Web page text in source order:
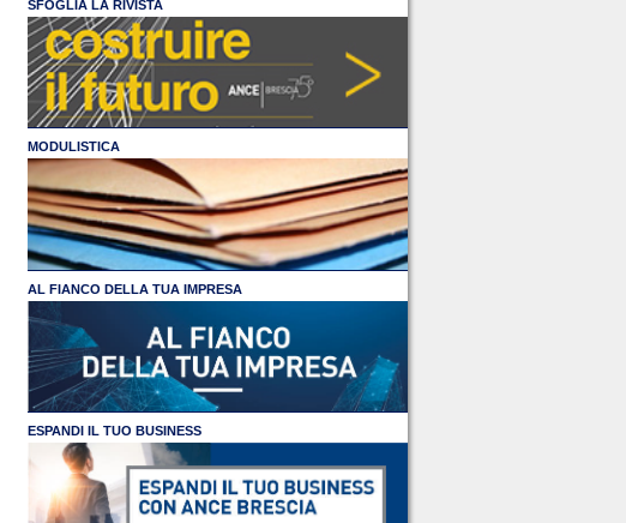
SFOGLIA LA RIVISTA
MODULISTICA
AL FIANCO DELLA TUA IMPRESA
ESPANDI IL TUO BUSINESS